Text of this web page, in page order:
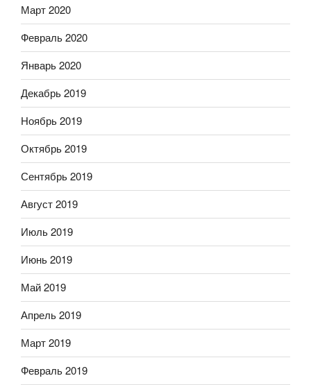
Март 2020
Февраль 2020
Январь 2020
Декабрь 2019
Ноябрь 2019
Октябрь 2019
Сентябрь 2019
Август 2019
Июль 2019
Июнь 2019
Май 2019
Апрель 2019
Март 2019
Февраль 2019